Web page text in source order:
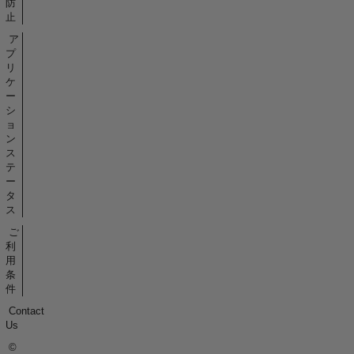
防
止
ア
プ
リ
ケ
ー
シ
ョ
ン
ス
テ
ー
タ
ス
ご
利
用
条
件
Contact
Us
©